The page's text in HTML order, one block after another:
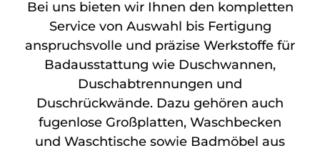
Bei uns bieten wir Ihnen den kompletten
Service von Auswahl bis Fertigung
anspruchsvolle und präzise Werkstoffe für
Badausstattung wie Duschwannen,
Duschabtrennungen und
Duschrückwände. Dazu gehören auch
fugenlose Großplatten, Waschbecken
und Waschtische sowie Badmöbel aus